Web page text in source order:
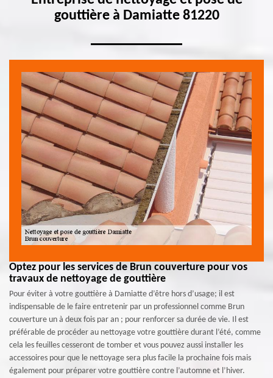
gouttière à Damiatte 81220
Optez pour les services de Brun couverture pour vos
travaux de nettoyage de gouttière
Pour éviter à votre gouttière à Damiatte d’être hors d’usage; il est
indispensable de le faire entretenir par un professionnel comme Brun
couverture un à deux fois par an ; pour renforcer sa durée de vie. Il est
préférable de procéder au nettoyage votre gouttière durant l’été, comme
cela les feuilles cesseront de tomber et vous pouvez aussi installer les
accessoires pour que le nettoyage sera plus facile la prochaine fois mais
également pour préparer votre gouttière contre l’automne et l’hiver.